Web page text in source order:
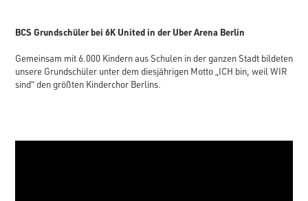
BCS Grundschüler bei 6K United in der Uber Arena Berlin
Gemeinsam mit 6.000 Kindern aus Schulen in der ganzen Stadt bildeten
unsere Grundschüler unter dem diesjährigen Motto „ICH bin, weil WIR
sind“ den größten Kinderchor Berlins.